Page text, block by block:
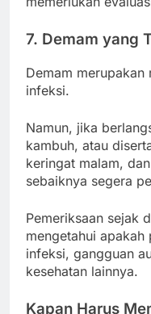
7. Demam yang
Demam
infeksi.
Namun, jika
kambuh, atau
keringat malam,
sebaiknya segera
Pemeriksaan sejak
mengetahui
infeksi, gangguan
kesehatan lainnya.
Kapan Harus